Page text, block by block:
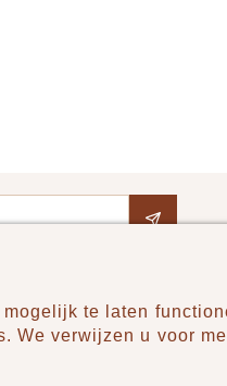
Pudilo
te laten
We verwijzen u voor